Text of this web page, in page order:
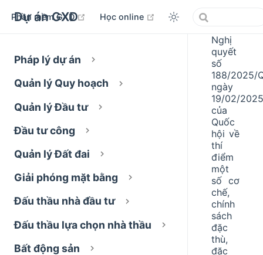
Dự án GXD
Phần mềm GXD open in new window
Học online open in new window
Pháp lý dự án
Quản lý Quy hoạch
Quản lý Đầu tư
Đầu tư công
Quản lý Đất đai
Giải phóng mặt bằng
Đấu thầu nhà đầu tư
Đấu thầu lựa chọn nhà thầu
Bất động sản
Nghị
quyết
số
188/2025/
ngày
19/02/2025
của
Quốc
hội về
thí
điểm
một
số cơ
chế,
chính
sách
đặc
thù,
đặc